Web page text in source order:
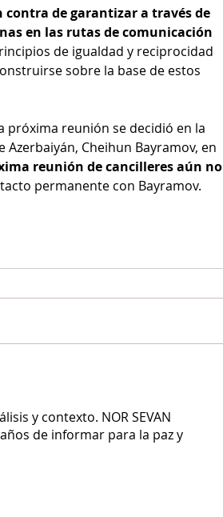
contra de garantizar a través de
en las rutas de comunicación
de igualdad y reciprocidad
sobre la base de estos
próxima reunión se decidió en la
Cheihun Bayramov, en
reunión de cancilleres aún no
permanente con Bayramov.
y contexto. NOR SEVAN
de informar para la paz y